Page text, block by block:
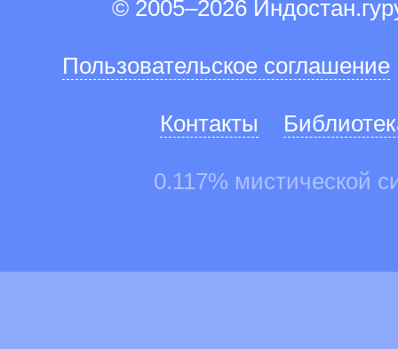
© 2005–2026
Пользовательское соглашение
Контакты
0.117% мистической